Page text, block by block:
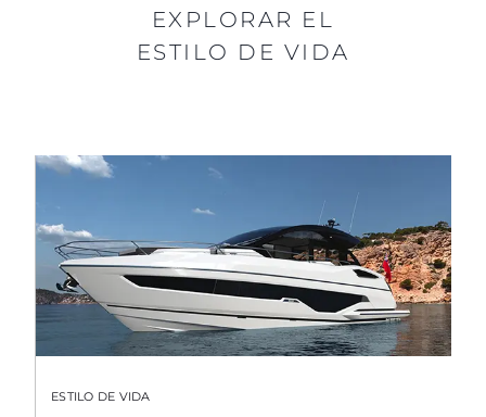
EXPLORAR EL
ESTILO DE VIDA
ESTILO DE VIDA